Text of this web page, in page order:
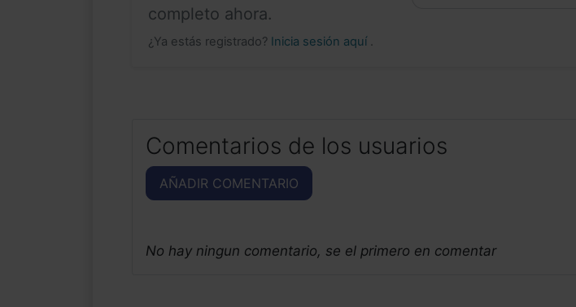
completo ahora.
¿Ya estás registrado? Inicia sesión aquí .
Comentarios de los usuarios
AÑADIR COMENTARIO
No hay ningun comentario, se el primero en comentar